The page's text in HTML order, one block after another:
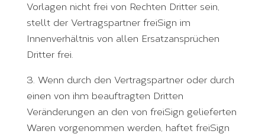
Vorlagen nicht frei von Rechten Dritter sein,
stellt der Vertragspartner freiSign im
Innenverhältnis von allen Ersatzansprüchen
Dritter frei.
3. Wenn durch den Vertragspartner oder durch
einen von ihm beauftragten Dritten
Veränderungen an den von freiSign gelieferten
Waren vorgenommen werden, haftet freiSign